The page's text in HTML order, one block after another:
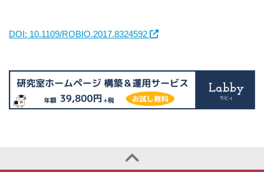
DOI: 10.1109/ROBIO.2017.8324592